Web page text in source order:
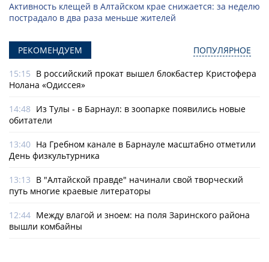
Активность клещей в Алтайском крае снижается: за неделю
пострадало в два раза меньше жителей
РЕКОМЕНДУЕМ ПОПУЛЯРНОЕ
15:15 В российский прокат вышел блокбастер Кристофера
Нолана «Одиссея»
14:48 Из Тулы - в Барнаул: в зоопарке появились новые
обитатели
13:40 На Гребном канале в Барнауле масштабно отметили
День физкультурника
13:13 В "Алтайской правде" начинали свой творческий
путь многие краевые литераторы
12:44 Между влагой и зноем: на поля Заринского района
вышли комбайны